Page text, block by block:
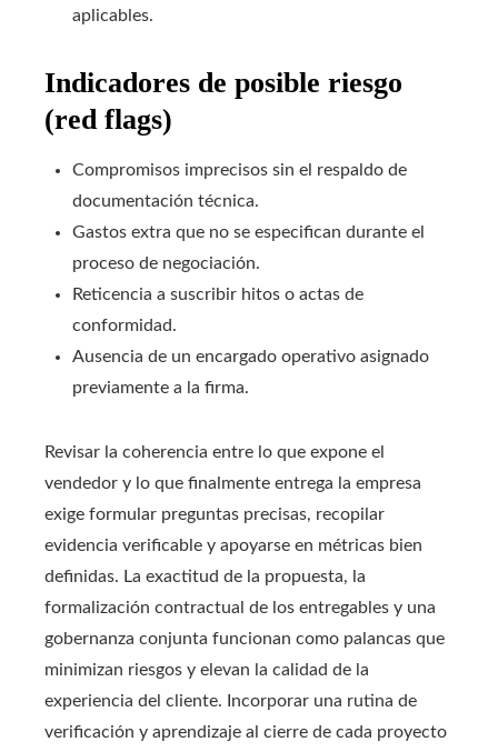
aplicables.
Indicadores de posible riesgo
(red flags)
Compromisos imprecisos sin el respaldo de
documentación técnica.
Gastos extra que no se especifican durante el
proceso de negociación.
Reticencia a suscribir hitos o actas de
conformidad.
Ausencia de un encargado operativo asignado
previamente a la firma.
Revisar la coherencia entre lo que expone el
vendedor y lo que finalmente entrega la empresa
exige formular preguntas precisas, recopilar
evidencia verificable y apoyarse en métricas bien
definidas. La exactitud de la propuesta, la
formalización contractual de los entregables y una
gobernanza conjunta funcionan como palancas que
minimizan riesgos y elevan la calidad de la
experiencia del cliente. Incorporar una rutina de
verificación y aprendizaje al cierre de cada proyecto